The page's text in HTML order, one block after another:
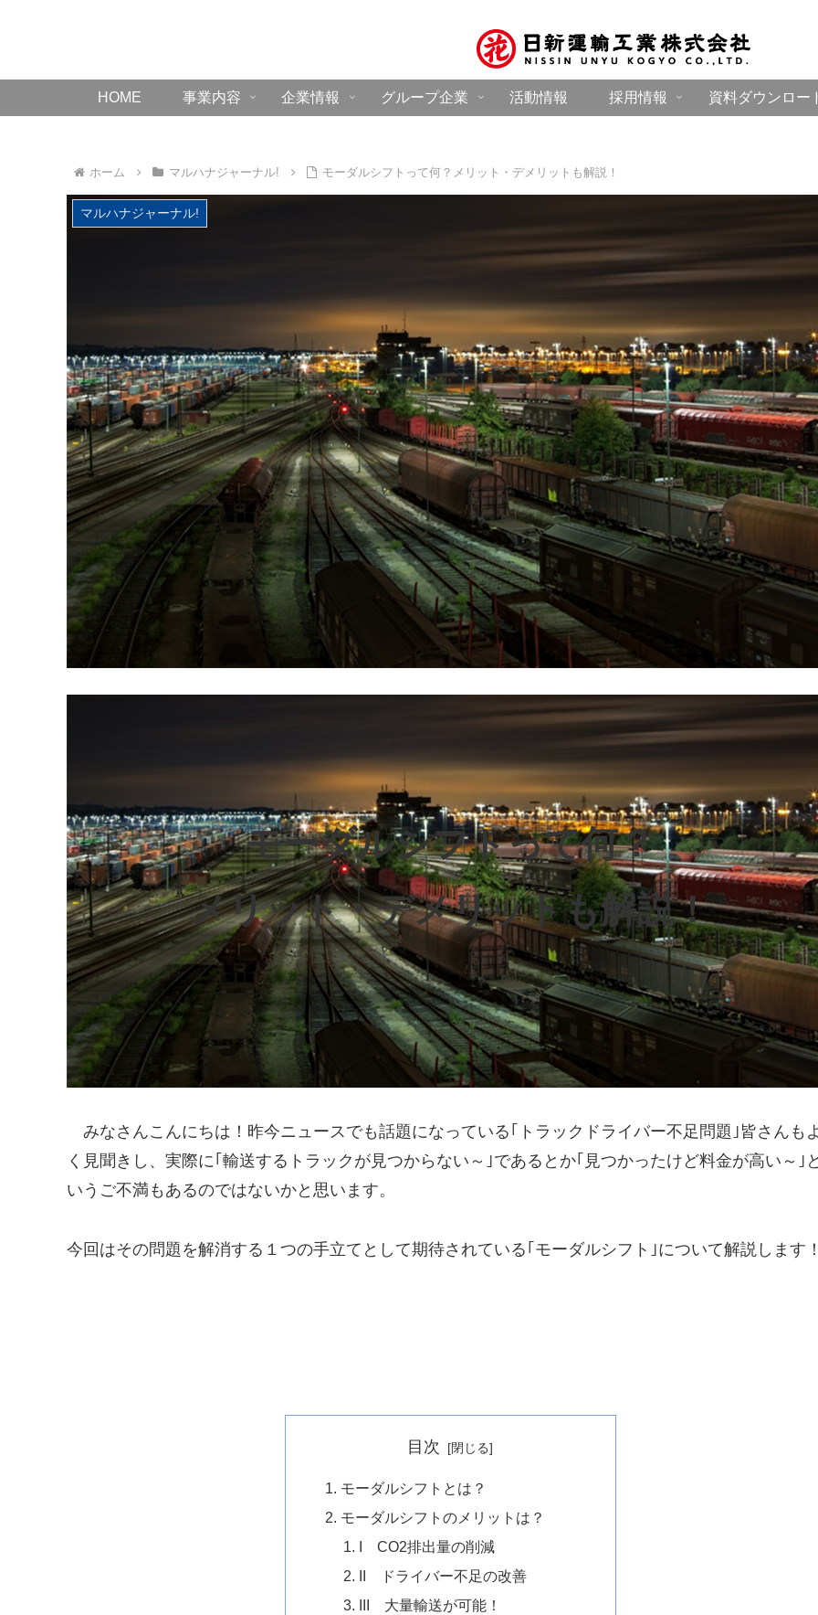
HOME 事業内容 企業情報 グループ企業 活動情報 採用情報 資料ダウンロー
ホーム マルハナジャーナル! モーダルシフトって何？メリット・デメリットも解説！
マルハナジャーナル!
モーダルシフトって何？
メリット・デメリットも解説！
みなさんこんにちは！昨今ニュースでも話題になっている｢トラックドライバー不足問題｣皆さんも
く見聞きし、実際に｢輸送するトラックが見つからない～｣であるとか｢見つかったけど料金が高い～｣
いうご不満もあるのではないかと思います。
今回はその問題を解消する１つの手立てとして期待されている｢モーダルシフト｣について解説します
目次
モーダルシフトとは？
モーダルシフトのメリットは？
I CO2排出量の削減
II ドライバー不足の改善
III 大量輸送が可能！